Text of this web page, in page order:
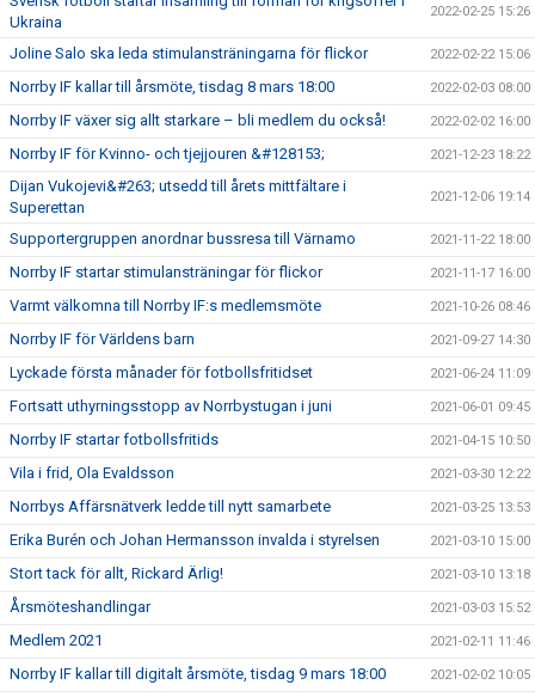
Ukraina
2022-02-25 15:26
Joline Salo ska leda stimulansträningarna för flickor 2022-02-22 15:06
Norrby IF kallar till årsmöte, tisdag 8 mars 18:00 2022-02-03 08:00
Norrby IF växer sig allt starkare – bli medlem du också! 2022-02-02 16:00
Norrby IF för Kvinno- och tjejjouren &#128153; 2021-12-23 18:22
Dijan Vukojevi&#263; utsedd till årets mittfältare i
Superettan
2021-12-06 19:14
Supportergruppen anordnar bussresa till Värnamo 2021-11-22 18:00
Norrby IF startar stimulansträningar för flickor 2021-11-17 16:00
Varmt välkomna till Norrby IF:s medlemsmöte 2021-10-26 08:46
Norrby IF för Världens barn 2021-09-27 14:30
Lyckade första månader för fotbollsfritidset 2021-06-24 11:09
Fortsatt uthyrningsstopp av Norrbystugan i juni 2021-06-01 09:45
Norrby IF startar fotbollsfritids 2021-04-15 10:50
Vila i frid, Ola Evaldsson 2021-03-30 12:22
Norrbys Affärsnätverk ledde till nytt samarbete 2021-03-25 13:53
Erika Burén och Johan Hermansson invalda i styrelsen 2021-03-10 15:00
Stort tack för allt, Rickard Ärlig! 2021-03-10 13:18
Årsmöteshandlingar 2021-03-03 15:52
Medlem 2021 2021-02-11 11:46
Norrby IF kallar till digitalt årsmöte, tisdag 9 mars 18:00 2021-02-02 10:05